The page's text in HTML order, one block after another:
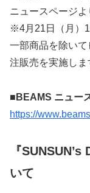
ニュースページよ
※4月21日（月）
一部商品を除い
注販売を実施しま
■BEAMS ニュー
https://
『
いて